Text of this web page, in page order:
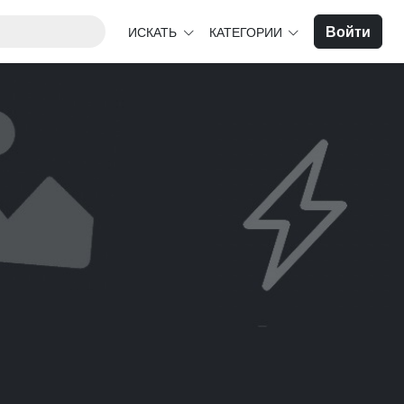
ИСКАТЬ КАТЕГОРИИ Войти